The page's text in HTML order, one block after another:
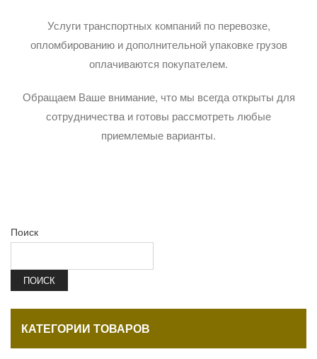
Услуги транспортных компаний по перевозке,
опломбированию и дополнительной упаковке грузов
оплачиваются покупателем.
Обращаем Ваше внимание, что мы всегда открыты для
сотрудничества и готовы рассмотреть любые
приемлемые варианты.
Поиск
ПОИСК
КАТЕГОРИИ ТОВАРОВ